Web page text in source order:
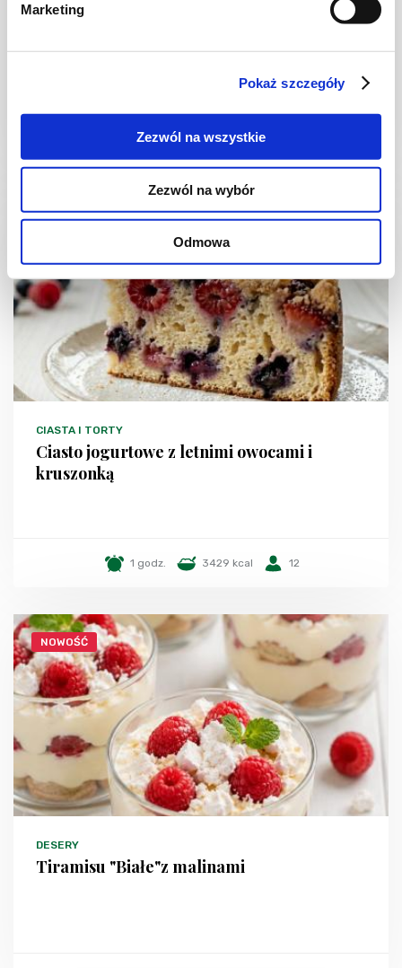
Marketing
Pokaż szczegóły
Zezwól na wszystkie
Zezwól na wybór
Odmowa
CIASTA I TORTY
frużeliną
4954 kcal
CIASTA I TORTY
Ciasto jogurtowe z letnimi owocami i
kruszonką
1 godz. 3429 kcal 12
NOWOŚĆ
DESERY
Tiramisu "Białe"z malinami